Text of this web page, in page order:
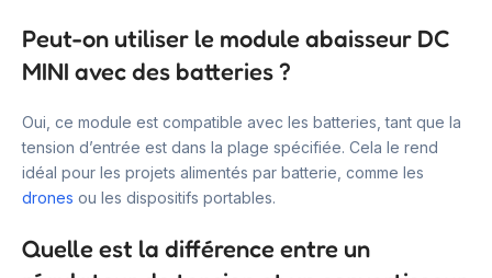
Peut-on utiliser le module abaisseur DC
MINI avec des batteries ?
Oui, ce module est compatible avec les batteries, tant que la
tension d’entrée est dans la plage spécifiée. Cela le rend
idéal pour les projets alimentés par batterie, comme les
drones ou les dispositifs portables.
Quelle est la différence entre un